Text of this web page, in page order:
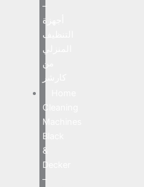
–
أجهزة
التنظيف
المنزلي
من
كارشر
Cleaning
Machines
Black
&
Decker
–